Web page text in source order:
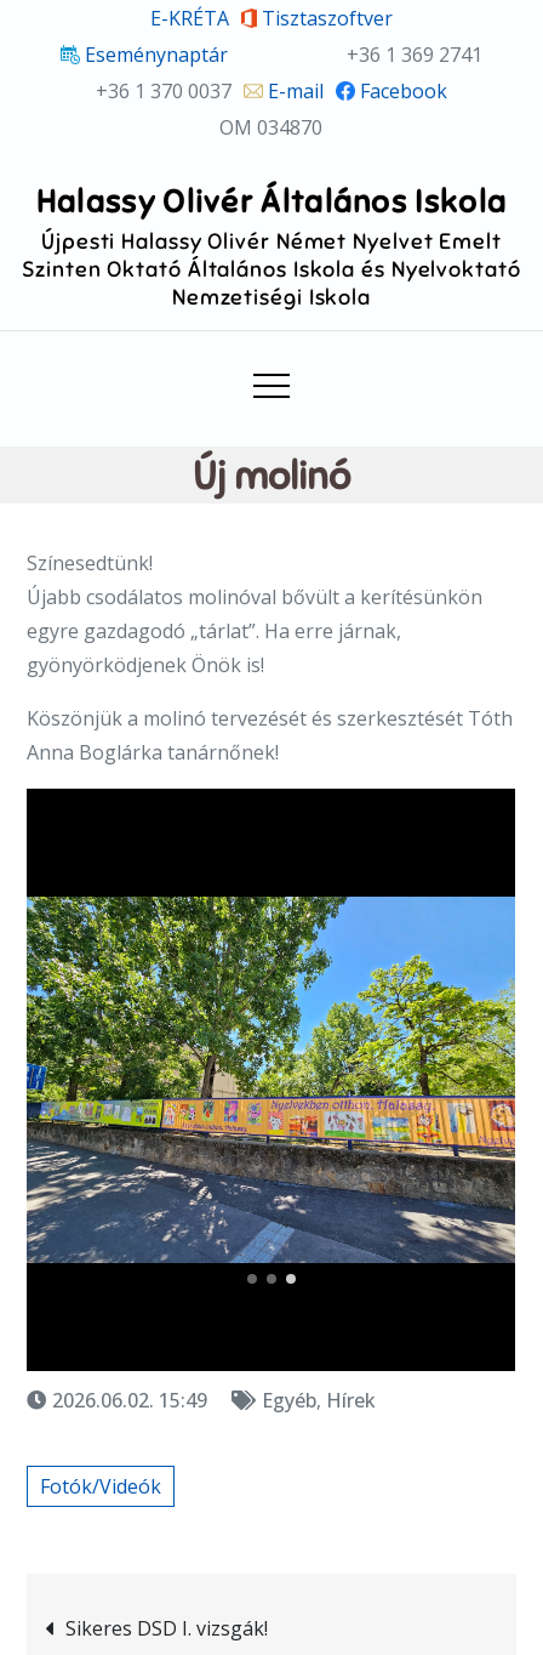
E-KRÉTA
Tisztaszoftver
Eseménynaptár
+36 1 369 2741
+36 1 370 0037
E-mail
Facebook
OM 034870
Halassy Olivér Általános Iskola
Újpesti Halassy Olivér Német Nyelvet Emelt
Szinten Oktató Általános Iskola és Nyelvoktató
Nemzetiségi Iskola
Új molinó
Színesedtünk!
Újabb csodálatos molinóval bővült a kerítésünkön
egyre gazdagodó „tárlat”. Ha erre járnak,
gyönyörködjenek Önök is!
Köszönjük a molinó tervezését és szerkesztését Tóth
Anna Boglárka tanárnőnek!
2026.06.02. 15:49 Egyéb, Hírek
Fotók/Videók
Bejegyzés
Sikeres DSD I. vizsgák!